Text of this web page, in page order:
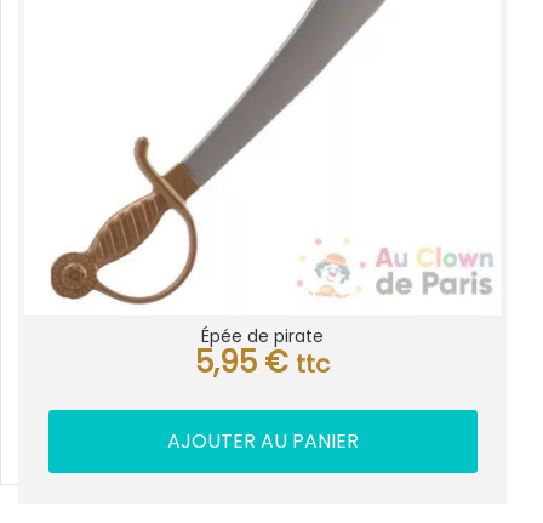
Épée de pirate
5,95 € ttc
AJOUTER AU PANIER